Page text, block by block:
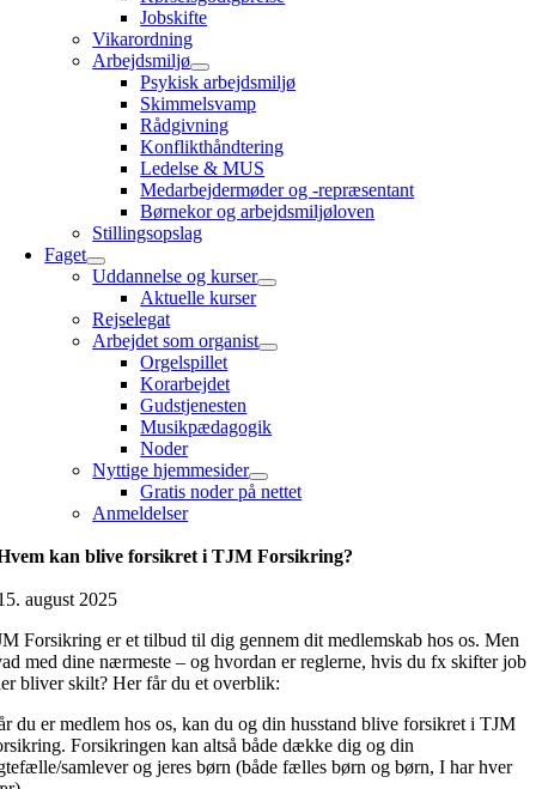
Jobskifte
Vikarordning
Arbejdsmiljø
Psykisk arbejdsmiljø
Skimmelsvamp
Rådgivning
Konflikthåndtering
Ledelse & MUS
Medarbejdermøder og -repræsentant
Børnekor og arbejdsmiljøloven
Stillingsopslag
Faget
Uddannelse og kurser
Aktuelle kurser
Rejselegat
Arbejdet som organist
Orgelspillet
Korarbejdet
Gudstjenesten
Musikpædagogik
Noder
Nyttige hjemmesider
Gratis noder på nettet
Anmeldelser
kan blive forsikret i TJM Forsikring?
august 2025
Forsikring er et tilbud til dig gennem dit medlemskab hos os. Men
med dine nærmeste – og hvordan er reglerne, hvis du fx skifter job
bliver skilt? Her får du et overblik:
du er medlem hos os, kan du og din husstand blive forsikret i TJM
Forsikringen kan altså både dække dig og din
samlever og jeres børn (både fælles børn og børn, I har hver